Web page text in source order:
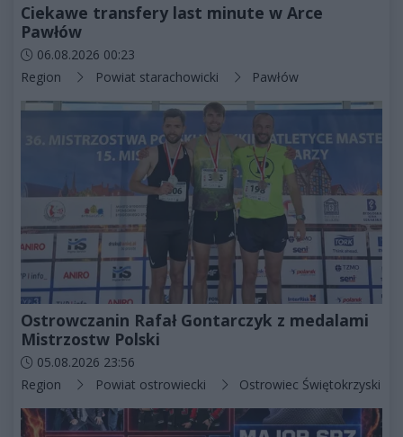
Ciekawe transfery last minute w Arce
Pawłów
Data dodania artykułu:
06.08.2026 00:23
Kategorie artykułu:
Region Powiat starachowicki Pawłów
Ostrowczanin Rafał Gontarczyk z medalami
Mistrzostw Polski
Data dodania artykułu:
05.08.2026 23:56
Kategorie artykułu:
Region Powiat ostrowiecki Ostrowiec Świętokrzyski